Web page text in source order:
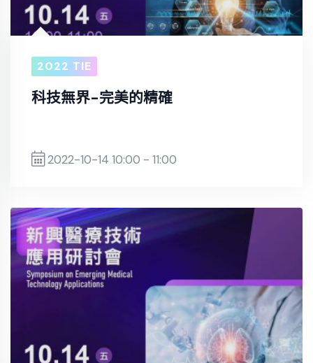
2022 TIE
科技無界-完美的精確
2022-10-14 10:00 - 11:00